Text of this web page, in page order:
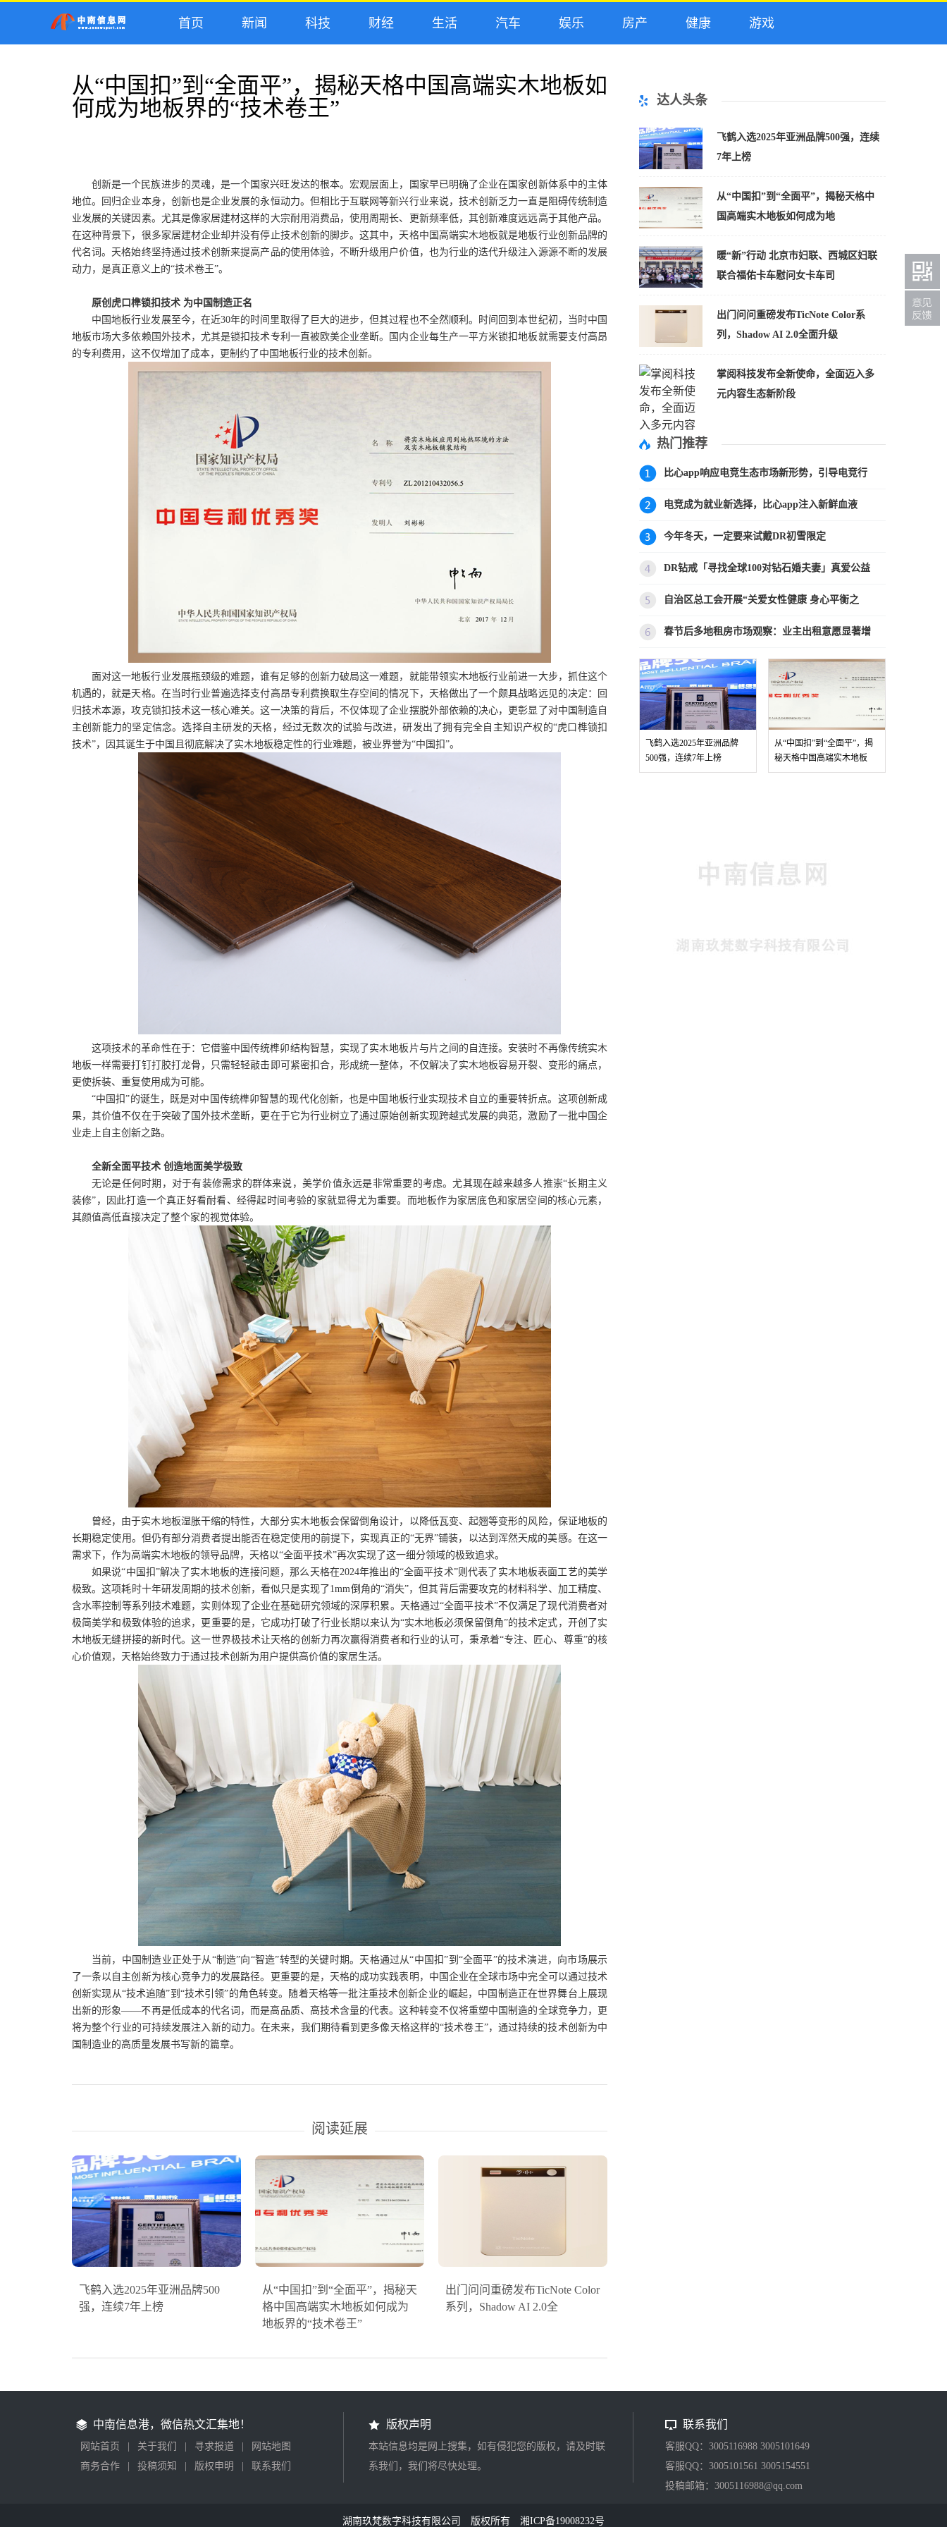
首页 新闻 科技 财经 生活 汽车 娱乐 房产 健康 游戏
从“中国扣”到“全面平”，揭秘天格中国高端实木地板如
何成为地板界的“技术卷王”
创新是一个民族进步的灵魂，是一个国家兴旺发达的根本。宏观层面上，国家早已明确了企业在国家创新体系中的主体
地位。回归企业本身，创新也是企业发展的永恒动力。但相比于互联网等新兴行业来说，技术创新乏力一直是阻碍传统制造
业发展的关键因素。尤其是像家居建材这样的大宗耐用消费品，使用周期长、更新频率低，其创新难度远远高于其他产品。
在这种背景下，很多家居建材企业却并没有停止技术创新的脚步。这其中，天格中国高端实木地板就是地板行业创新品牌的
代名词。天格始终坚持通过技术创新来提高产品的使用体验，不断升级用户价值，也为行业的迭代升级注入源源不断的发展
动力，是真正意义上的“技术卷王”。
原创虎口榫锁扣技术 为中国制造正名
中国地板行业发展至今，在近30年的时间里取得了巨大的进步，但其过程也不全然顺利。时间回到本世纪初，当时中国
地板市场大多依赖国外技术，尤其是锁扣技术专利一直被欧美企业垄断。国内企业每生产一平方米锁扣地板就需要支付高昂
的专利费用，这不仅增加了成本，更制约了中国地板行业的技术创新。
面对这一地板行业发展瓶颈级的难题，谁有足够的创新力破局这一难题，就能带领实木地板行业前进一大步，抓住这个
机遇的，就是天格。在当时行业普遍选择支付高昂专利费换取生存空间的情况下，天格做出了一个颇具战略远见的决定：回
归技术本源，攻克锁扣技术这一核心难关。这一决策的背后，不仅体现了企业摆脱外部依赖的决心，更彰显了对中国制造自
主创新能力的坚定信念。选择自主研发的天格，经过无数次的试验与改进，研发出了拥有完全自主知识产权的“虎口榫锁扣
技术”，因其诞生于中国且彻底解决了实木地板稳定性的行业难题，被业界誉为“中国扣”。
这项技术的革命性在于：它借鉴中国传统榫卯结构智慧，实现了实木地板片与片之间的自连接。安装时不再像传统实木
地板一样需要打钉打胶打龙骨，只需轻轻敲击即可紧密扣合，形成统一整体，不仅解决了实木地板容易开裂、变形的痛点，
更使拆装、重复使用成为可能。
“中国扣”的诞生，既是对中国传统榫卯智慧的现代化创新，也是中国地板行业实现技术自立的重要转折点。这项创新成
果，其价值不仅在于突破了国外技术垄断，更在于它为行业树立了通过原始创新实现跨越式发展的典范，激励了一批中国企
业走上自主创新之路。
全新全面平技术 创造地面美学极致
无论是任何时期，对于有装修需求的群体来说，美学价值永远是非常重要的考虑。尤其现在越来越多人推崇“长期主义
装修”，因此打造一个真正好看耐看、经得起时间考验的家就显得尤为重要。而地板作为家居底色和家居空间的核心元素，
其颜值高低直接决定了整个家的视觉体验。
曾经，由于实木地板湿胀干缩的特性，大部分实木地板会保留倒角设计，以降低瓦变、起翘等变形的风险，保证地板的
长期稳定使用。但仍有部分消费者提出能否在稳定使用的前提下，实现真正的“无界”铺装，以达到浑然天成的美感。在这一
需求下，作为高端实木地板的领导品牌，天格以“全面平技术”再次实现了这一细分领域的极致追求。
如果说“中国扣”解决了实木地板的连接问题，那么天格在2024年推出的“全面平技术”则代表了实木地板表面工艺的美学
极致。这项耗时十年研发周期的技术创新，看似只是实现了1mm倒角的“消失”，但其背后需要攻克的材料科学、加工精度、
含水率控制等系列技术难题，实则体现了企业在基础研究领域的深厚积累。天格通过“全面平技术”不仅满足了现代消费者对
极简美学和极致体验的追求，更重要的是，它成功打破了行业长期以来认为“实木地板必须保留倒角”的技术定式，开创了实
木地板无缝拼接的新时代。这一世界极技术让天格的创新力再次赢得消费者和行业的认可，秉承着“专注、匠心、尊重”的核
心价值观，天格始终致力于通过技术创新为用户提供高价值的家居生活。
当前，中国制造业正处于从“制造”向“智造”转型的关键时期。天格通过从“中国扣”到“全面平”的技术演进，向市场展示
了一条以自主创新为核心竞争力的发展路径。更重要的是，天格的成功实践表明，中国企业在全球市场中完全可以通过技术
创新实现从“技术追随”到“技术引领”的角色转变。随着天格等一批注重技术创新企业的崛起，中国制造正在世界舞台上展现
出新的形象——不再是低成本的代名词，而是高品质、高技术含量的代表。这种转变不仅将重塑中国制造的全球竞争力，更
将为整个行业的可持续发展注入新的动力。在未来，我们期待看到更多像天格这样的“技术卷王”，通过持续的技术创新为中
国制造业的高质量发展书写新的篇章。
阅读延展
飞鹤入选2025年亚洲品牌500
强，连续7年上榜
从“中国扣”到“全面平”，揭秘天
格中国高端实木地板如何成为
地板界的“技术卷王”
出门问问重磅发布TicNote Color
系列，Shadow AI 2.0全
达人头条
飞鹤入选2025年亚洲品牌500强，连续
7年上榜
从“中国扣”到“全面平”，揭秘天格中
国高端实木地板如何成为地
暖“新”行动 北京市妇联、西城区妇联
联合福佑卡车慰问女卡车司
出门问问重磅发布TicNote Color系
列，Shadow AI 2.0全面升级
掌阅科技发布全新使命，全面迈入多
元内容生态新阶段
热门推荐
比心app响应电竞生态市场新形势，引导电竞行
电竞成为就业新选择，比心app注入新鲜血液
今年冬天，一定要来试戴DR初雪限定
DR钻戒「寻找全球100对钻石婚夫妻」真爱公益
自治区总工会开展“关爱女性健康 身心平衡之
春节后多地租房市场观察：业主出租意愿显著增
飞鹤入选2025年亚洲品牌
500强，连续7年上榜
从“中国扣”到“全面平”，揭
秘天格中国高端实木地板
中南信息港，微信热文汇集地！
网站首页 关于我们 寻求报道
网站地图
商务合作
投稿须知 版权申明 联系我们
版权声明
本站信息均是网上搜集，如有侵犯您的版权，请及时联
系我们，我们将尽快处理。
联系我们
客服QQ：3005116988 3005101649
客服QQ：3005101561 3005154551
投稿邮箱：3005116988@qq.com
湖南玖梵数字科技有限公司 版权所有 湘ICP备19008232号